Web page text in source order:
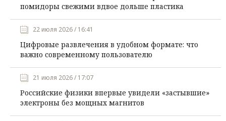
помидоры свежими вдвое дольше пластика
22 июля 2026 / 16:41
Цифровые развлечения в удобном формате: что
важно современному пользователю
21 июля 2026 / 17:07
Российские физики впервые увидели «застывшие»
электроны без мощных магнитов